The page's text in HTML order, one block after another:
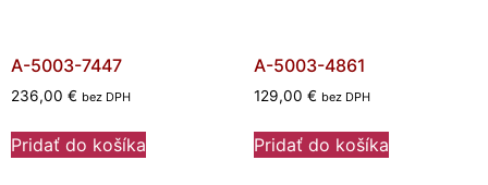
A-5003-7447
236,00 € bez DPH
Pridať do košíka
A-5003-4861
129,00 € bez DPH
Pridať do košíka